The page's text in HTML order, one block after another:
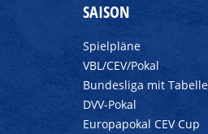
SAISON
Spielpläne
VBL/CEV/Pokal
Bundesliga mit Tabelle
DVV-Pokal
Europapokal CEV Cup